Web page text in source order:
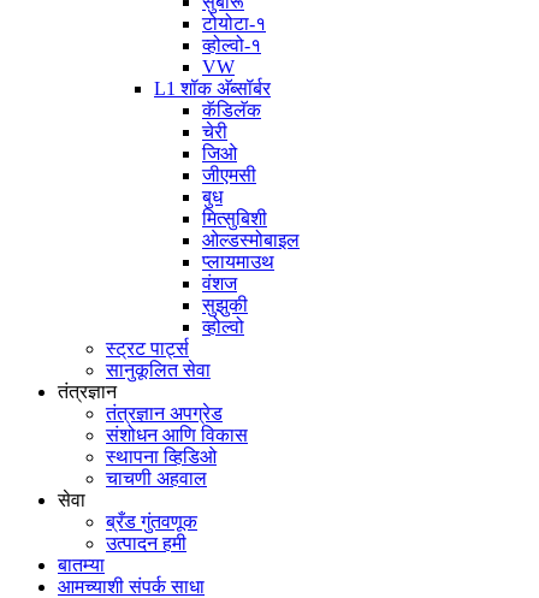
टोयोटा-१
व्होल्वो-१
VW
L1 शॉक अ‍ॅब्सॉर्बर
कॅडिलॅक
चेरी
जिओ
जीएमसी
बुध
मित्सुबिशी
ओल्डस्मोबाइल
प्लायमाउथ
वंशज
सुझुकी
व्होल्वो
स्ट्रट पार्ट्स
सानुकूलित सेवा
तंत्रज्ञान
तंत्रज्ञान अपग्रेड
संशोधन आणि विकास
स्थापना व्हिडिओ
चाचणी अहवाल
सेवा
ब्रँड गुंतवणूक
उत्पादन हमी
बातम्या
आमच्याशी संपर्क साधा